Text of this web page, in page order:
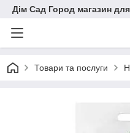
Дім Сад Город магазин
Товари та послуги